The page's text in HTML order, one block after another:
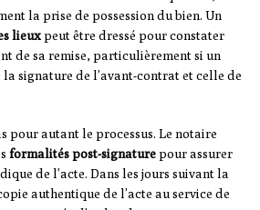
la prise de possession du bien. Un
lieuxpeut être dressé pour constater
de sa remise, particulièrement si un
la signature de l’avant-contrat et celle de
pour autant le processus. Le notaire
formalités post-signaturepour assurer
de l’acte. Dans les jours suivant la
authentique de l’acte au service de